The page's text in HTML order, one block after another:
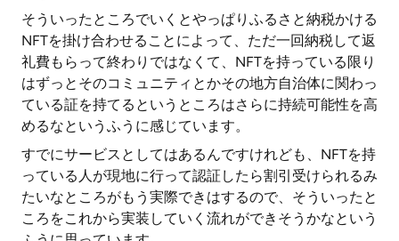
そういったところでいくとやっぱりふるさと納税かける
NFTを掛け合わせることによって、ただ一回納税して返
礼費もらって終わりではなくて、NFTを持っている限り
はずっとそのコミュニティとかその地方自治体に関わっ
ている証を持てるというところはさらに持続可能性を高
めるなというふうに感じています。
すでにサービスとしてはあるんですけれども、NFTを持
っている人が現地に行って認証したら割引受けられるみ
たいなところがもう実際できはするので、そういったと
ころをこれから実装していく流れができそうかなという